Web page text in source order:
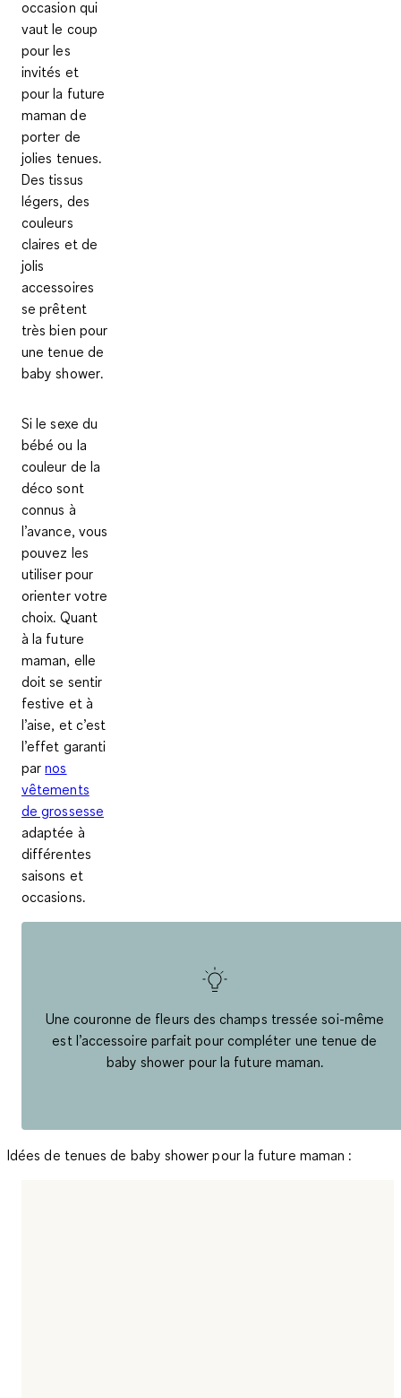
occasion qui
vaut le coup
pour les
invités et
pour la future
maman de
porter de
jolies tenues.
Des tissus
légers, des
couleurs
claires et de
jolis
accessoires
se prêtent
très bien pour
une tenue de
baby shower.
Si le sexe du
bébé ou la
couleur de la
déco sont
connus à
l’avance, vous
pouvez les
utiliser pour
orienter votre
choix. Quant
à la future
maman, elle
doit se sentir
festive et à
l’aise, et c’est
l’effet garanti
parnos
vêtements
de grossesse
adaptée à
différentes
saisons et
occasions.
Une couronne de fleurs des champs tressée soi-même
est l’accessoire parfait pour compléter une tenue de
baby shower pour la future maman.
Idées de tenues de baby shower pour la future maman :